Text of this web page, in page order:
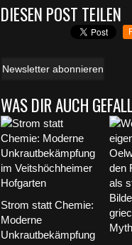
DIESEN POST TEILEN
Newsletter abonnieren
WAS DIR AUCH
Strom statt Chemie:
Moderne
Unkrautbekämpfung